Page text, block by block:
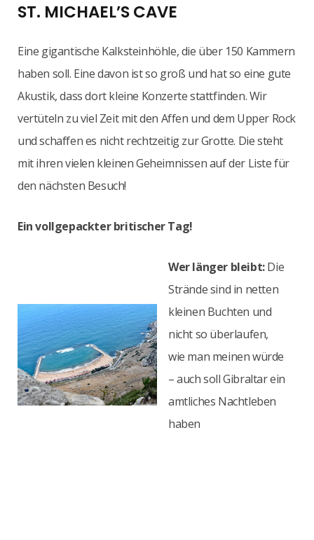
ST. MICHAEL’S CAVE
Eine gigantische Kalksteinhöhle, die über 150 Kammern
haben soll. Eine davon ist so groß und hat so eine gute
Akustik, dass dort kleine Konzerte stattfinden. Wir
vertüteln zu viel Zeit mit den Affen und dem Upper Rock
und schaffen es nicht rechtzeitig zur Grotte. Die steht
mit ihren vielen kleinen Geheimnissen auf der Liste für
den nächsten Besuch!
Ein vollgepackter britischer Tag!
Wer länger bleibt:Die
Strände sind in netten
kleinen Buchten und
nicht so überlaufen,
wie man meinen würde
– auch soll Gibraltar ein
amtliches Nachtleben
haben